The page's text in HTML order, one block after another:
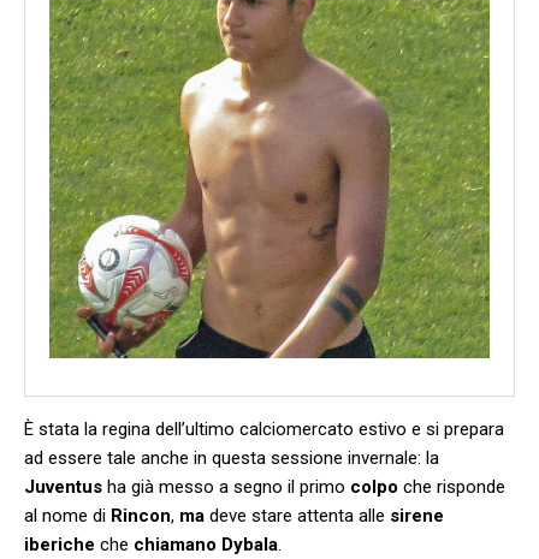
È stata la regina dell’ultimo calciomercato estivo e si prepara
ad essere tale anche in questa sessione invernale: la
Juventus ha già messo a segno il primo colpo che risponde
al nome di Rincon, ma deve stare attenta alle sirene
iberiche che chiamano Dybala